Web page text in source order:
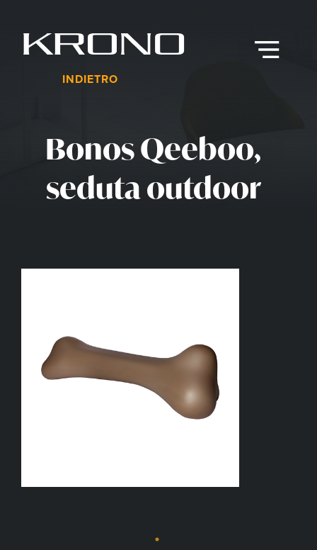
contenuto
Menu
INDIETRO
Bonos Qeeboo,
seduta outdoor